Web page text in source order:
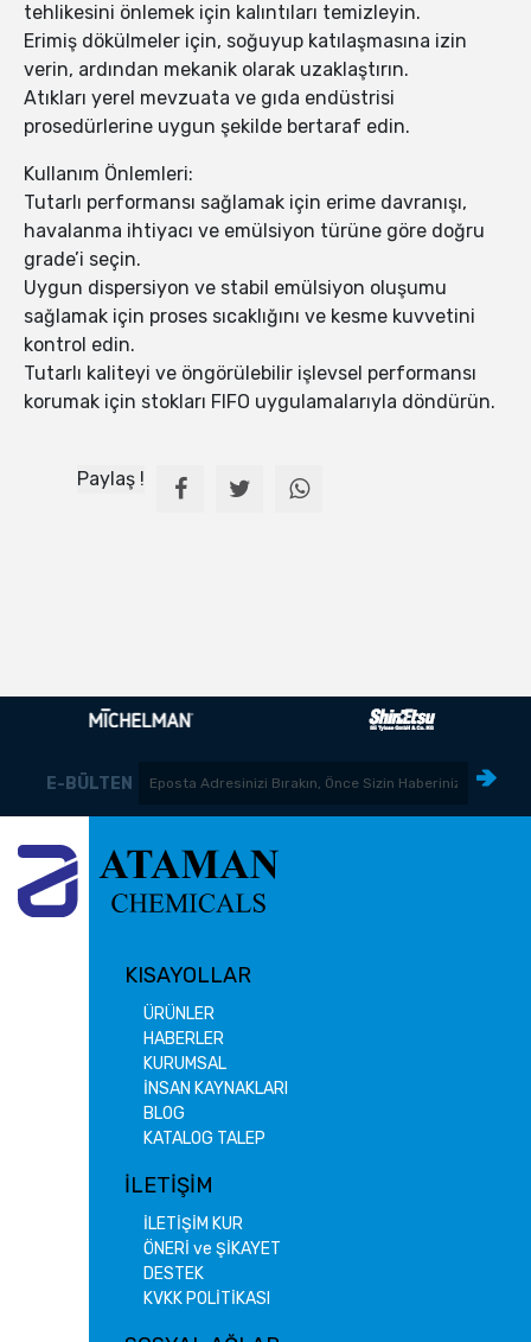
tehlikesini önlemek için kalıntıları temizleyin.
Erimiş dökülmeler için, soğuyup katılaşmasına izin
verin, ardından mekanik olarak uzaklaştırın.
Atıkları yerel mevzuata ve gıda endüstrisi
prosedürlerine uygun şekilde bertaraf edin.
Kullanım Önlemleri:
Tutarlı performansı sağlamak için erime davranışı,
havalanma ihtiyacı ve emülsiyon türüne göre doğru
grade’i seçin.
Uygun dispersiyon ve stabil emülsiyon oluşumu
sağlamak için proses sıcaklığını ve kesme kuvvetini
kontrol edin.
Tutarlı kaliteyi ve öngörülebilir işlevsel performansı
korumak için stokları FIFO uygulamalarıyla döndürün.
Paylaş !
E-BÜLTEN
KISAYOLLAR
ÜRÜNLER
HABERLER
KURUMSAL
İNSAN KAYNAKLARI
BLOG
KATALOG TALEP
İLETİŞİM
İLETİŞİM KUR
ÖNERİ ve ŞİKAYET
DESTEK
KVKK POLİTİKASI